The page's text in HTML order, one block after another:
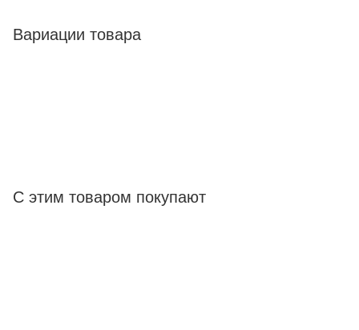
Вариации товара
С этим товаром покупают